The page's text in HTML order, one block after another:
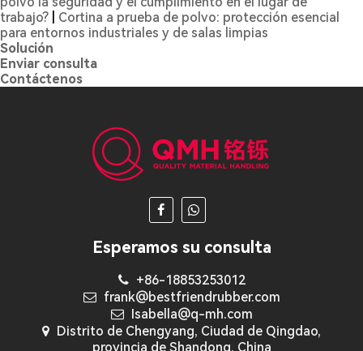
trabajo?
Cortina a prueba de polvo: protección esencial
para entornos industriales y de salas limpias
Solución
Enviar consulta
Contáctenos
Esperamos su consulta
+86-18853253012
frank@bestfriendrubber.com
Isabella@q-mh.com
Distrito de Chengyang, Ciudad de Qingdao,
provincia de Shandong, China